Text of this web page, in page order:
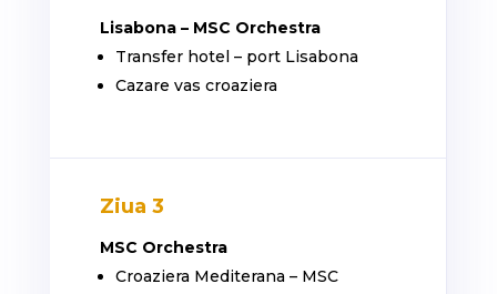
Lisabona – MSC Orchestra
Transfer hotel – port Lisabona
Cazare vas croaziera
Ziua 3
MSC Orchestra
Croaziera Mediterana – MSC